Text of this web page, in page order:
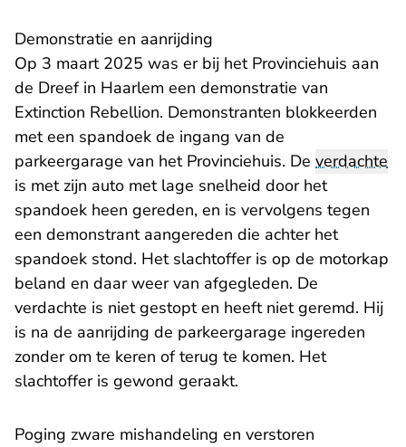
Demonstratie en aanrijding
Op 3 maart 2025 was er bij het Provinciehuis aan
de Dreef in Haarlem een demonstratie van
Extinction Rebellion. Demonstranten blokkeerden
met een spandoek de ingang van de
parkeergarage van het Provinciehuis. De verdachte
is met zijn auto met lage snelheid door het
spandoek heen gereden, en is vervolgens tegen
een demonstrant aangereden die achter het
spandoek stond. Het slachtoffer is op de motorkap
beland en daar weer van afgegleden. De
verdachte is niet gestopt en heeft niet geremd. Hij
is na de aanrijding de parkeergarage ingereden
zonder om te keren of terug te komen. Het
slachtoffer is gewond geraakt.
Poging zware mishandeling en verstoren